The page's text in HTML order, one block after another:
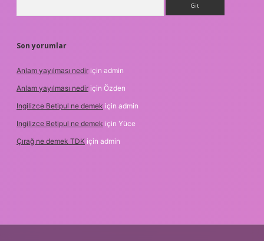
Son yorumlar
Anlam yayılması nedir için admin
Anlam yayılması nedir için Özden
Ingilizce Betipul ne demek için admin
Ingilizce Betipul ne demek için Yüce
Çırağ ne demek TDK için admin